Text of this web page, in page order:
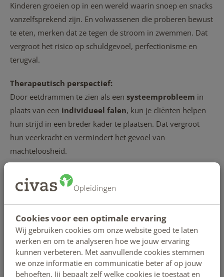
Cookies voor een optimale ervaring
Wij gebruiken cookies om onze website goed te laten
werken en om te analyseren hoe we jouw ervaring
kunnen verbeteren. Met aanvullende cookies stemmen
we onze informatie en communicatie beter af op jouw
behoeften. Jij bepaalt zelf welke cookies je toestaat en
Kinderen groeien op in een wereld waarin snoep en snacks
vanzelfsprekend zijn. En volwassenen die proberen bewust
te eten, merken dat ze tegen de stroom in zwemmen. Dat
vergroot het risico op schuldgevoel, perfectionisme en
terugval.
Therapeutisch perspectief:
Door eetdrammen te zien als een systeemprobleem in
plaats van een individueel falen, kun je cliënten helpen
hun strijd in een breder kader te plaatsen. Dat vergroot
hun veerkracht en vermindert het gevoel van
machteloosheid.
Van kennis naar gedrag:
waar het vaak stokt
Veel cliënten weten primawatgezond is, maar vinden het
lastig om datin de praktijktoe te passen. Dat gat tussen
kennis en gedrag is een bekend fenomeen in
gedragspsychologie.